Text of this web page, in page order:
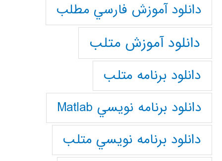
دانلود آموزش فارسي مطلب
دانلود آموزش متلب
دانلود برنامه متلب
دانلود برنامه نويسي Matlab
دانلود برنامه نويسي متلب